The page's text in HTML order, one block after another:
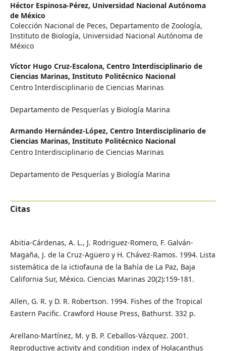
Héctor Espinosa-Pérez, Universidad Nacional Autónoma
de México
Colección Nacional de Peces, Departamento de Zoología,
Instituto de Biología, Universidad Nacional Autónoma de
México
Víctor Hugo Cruz-Escalona, Centro Interdisciplinario de
Ciencias Marinas, Instituto Politécnico Nacional
Centro Interdisciplinario de Ciencias Marinas
Departamento de Pesquerías y Biología Marina
Armando Hernández-López, Centro Interdisciplinario de
Ciencias Marinas, Instituto Politécnico Nacional
Centro Interdisciplinario de Ciencias Marinas
Departamento de Pesquerías y Biología Marina
Citas
Abitia-Cárdenas, A. L., J. Rodriguez-Romero, F. Galván-
Magaña, J. de la Cruz-Agüero y H. Chávez-Ramos. 1994. Lista
sistemática de la ictiofauna de la Bahía de La Paz, Baja
California Sur, México. Ciencias Marinas 20(2):159-181.
Allen, G. R. y D. R. Robertson. 1994. Fishes of the Tropical
Eastern Pacific. Crawford House Press, Bathurst. 332 p.
Arellano-Martínez, M. y B. P. Ceballos-Vázquez. 2001.
Reproductive activity and condition index of Holacanthus